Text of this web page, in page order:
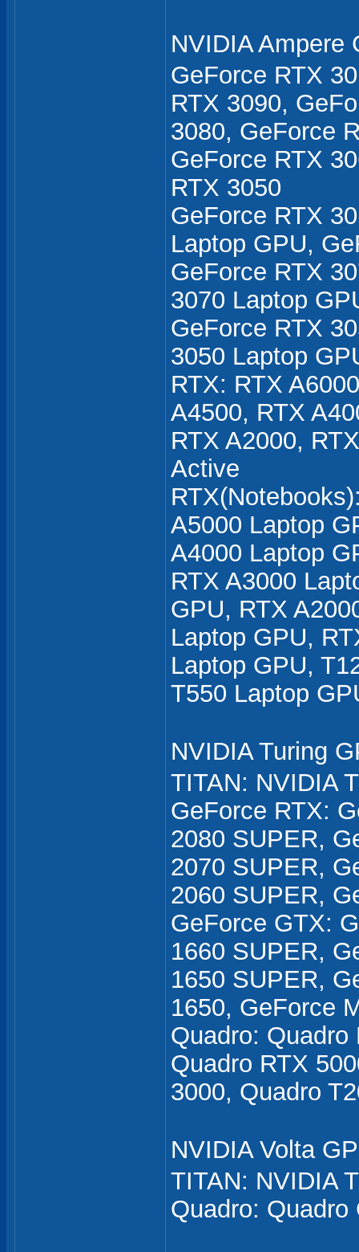
NVIDIA Ampere
GeForce RTX
RTX 3090,
3080, GeForce
GeForce RTX
RTX 3050
GeForce RTX
Laptop GPU,
GeForce RTX
3070 Laptop
GeForce RTX
3050 Laptop
RTX: RTX
A4500, RTX
RTX A2000,
Active
A5000 Laptop
A4000 Laptop
RTX A3000
GPU, RTX
Laptop GPU,
Laptop GPU,
T550 Laptop
NVIDIA Turing
TITAN: NVIDIA
GeForce RTX:
2080 SUPER,
2070 SUPER,
2060 SUPER,
GeForce GTX:
1660 SUPER,
1650 SUPER,
1650, GeForce
Quadro: Quadro
Quadro RTX
3000, Quadro
NVIDIA Volta
TITAN: NVIDIA
Quadro: Quadro